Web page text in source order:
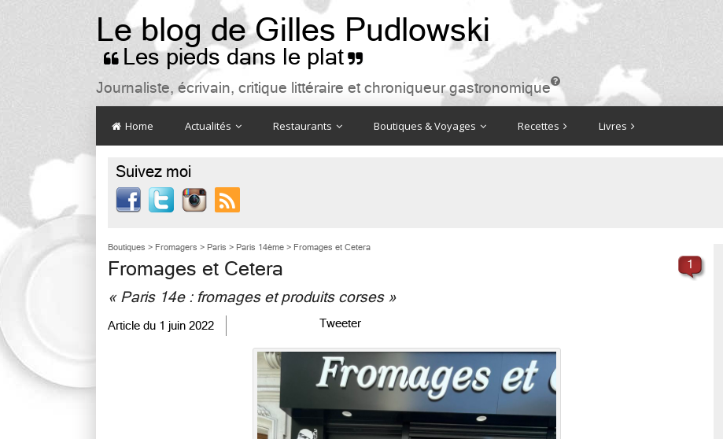
Le blog de Gilles Pudlowski
 Les pieds dans le plat 
Journaliste, écrivain, critique littéraire et chroniqueur gastronomique

Home Actualités Restaurants Boutiques & Voyages Recettes Livres
Suivez moi

Boutiques > Fromagers > Paris > Paris 14ème > Fromages et Cetera
1
Fromages et Cetera
« Paris 14e : fromages et produits corses »
Article du 1 juin 2022 Tweeter